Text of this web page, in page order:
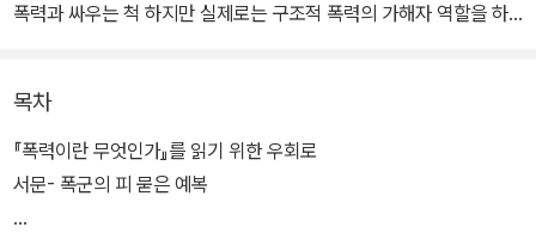
폭력과 싸우는 척 하지만 실제로는 구조적 폭력의 가해자 역할을 하
리의 일상과 밀접하게 연결되어 있다.
우리는 이 책을 통해 폭력에 대한 사유를 지젝과 더불어 새롭게 시작
목차
『폭력이란 무엇인가』를 읽기 위한 우회로
서문- 폭군의 피 묻은 예복